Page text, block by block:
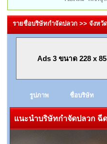
รายชื่อบริษัทกำจัดปลวก >> จังหวั
Ads 3 ขนาด 228 x 85
รูปภาพ ชื่อบริษัท
แนะนำบริษัทกำจัดปลวก ฉี